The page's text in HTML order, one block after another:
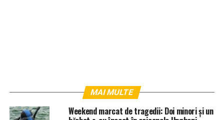
MAI MULTE
Weekend marcat de tragedii: Doi minori și un